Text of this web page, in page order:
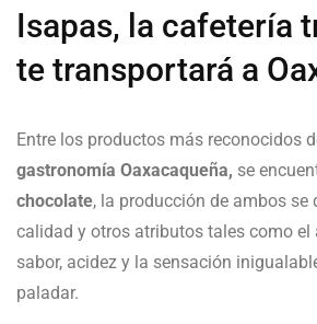
Isapas, la cafetería
te transportará a
Entre los productos más reconocidos
gastronomía Oaxacaqueña, se
chocolate, la producción de ambos se
calidad y otros atributos tales como el
sabor, acidez y la sensación
paladar.